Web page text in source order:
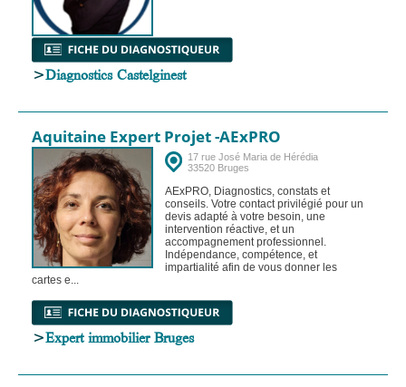
>Diagnostics Castelginest
Aquitaine Expert Projet -AExPRO
17 rue José Maria de Hérédia
33520 Bruges
AExPRO, Diagnostics, constats et
conseils. Votre contact privilégié pour un
devis adapté à votre besoin, une
intervention réactive, et un
accompagnement professionnel.
Indépendance, compétence, et
impartialité afin de vous donner les
cartes e...
>Expert immobilier Bruges